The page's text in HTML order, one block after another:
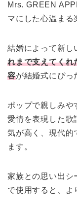
Mrs. GREEN
マにした心温まる
結婚によって新し
れまで支えてくれ
容が結婚式にぴっ
ポップで親しみや
愛情を表現した歌
気が高く、現代的
ます。
家族との思い出シ
で使用すると、よ